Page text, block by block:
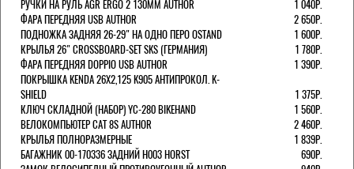
РУЧКИ НА РУЛЬ AGR ERGO 2 130ММ AUTHOR
1 040Р.
ФАРА ПЕРЕДНЯЯ USB AUTHOR
2 650Р.
ПОДНОЖКА ЗАДНЯЯ 26-29" НА ОДНО ПЕРО OSTAND
1 600Р.
КРЫЛЬЯ 26" CROSSBOARD-SET SKS (ГЕРМАНИЯ)
1 780Р.
ФАРА ПЕРЕДНЯЯ DOPPIO USB AUTHOR
1 390Р.
ПОКРЫШКА KENDA 26Х2,125 K905 АНТИПРОКОЛ. K-
SHIELD
1 375Р.
КЛЮЧ СКЛАДНОЙ (НАБОР) YC-280 BIKEHAND
1 560Р.
ВЕЛОКОМПЬЮТЕР CAT 8S AUTHOR
2 460Р.
КРЫЛЬЯ ПОЛНОРАЗМЕРНЫЕ
1 839Р.
БАГАЖНИК 00-170336 ЗАДНИЙ H003 HORST
690Р.